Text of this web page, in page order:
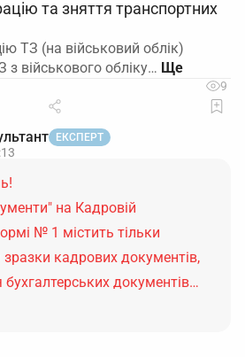
та зняття транспортних
ТЗ (на військовий облік)
військового обліку…
9
ЕКСПЕРТ
на Кадровій
№ 1 містить тільки
кадрових документів,
документів…